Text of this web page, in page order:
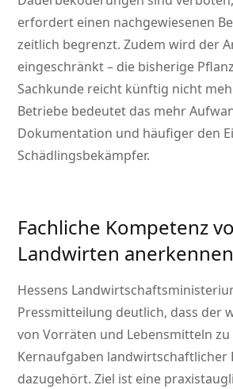
erfordert einen nachgewiesenen
zeitlich begrenzt. Zudem wird der
eingeschränkt – die bisherige
Sachkunde reicht künftig nicht
Betriebe bedeutet das mehr
Dokumentation und häufiger den
Schädlingsbekämpfer.
Fachliche Kompetenz
Landwirten anerkennen
Hessens
Pressmitteilung deutlich, dass der
von Vorräten und Lebensmitteln zu
Kernaufgaben landwirtschaftlicher
dazugehört. Ziel ist eine